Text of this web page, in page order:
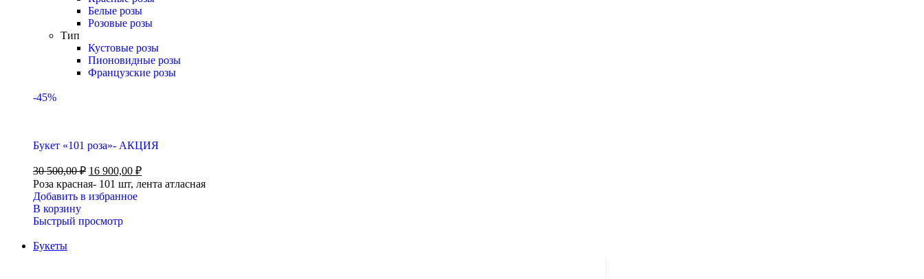
Белые розы
Розовые розы
Тип
Кустовые розы
Пионовидные розы
Французские розы
-45%
Букет «101 роза»- АКЦИЯ
30 500,00₽ 16 900,00 ₽
Роза красная- 101 шт, лента атласная
Добавить в избранное
В корзину
Быстрый просмотр
Букеты